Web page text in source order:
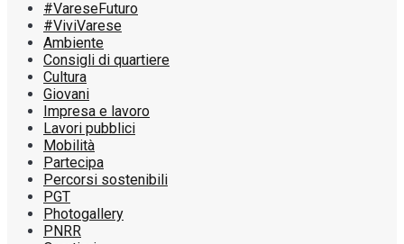
#VareseFuturo
#ViviVarese
Ambiente
Consigli di quartiere
Cultura
Giovani
Impresa e lavoro
Lavori pubblici
Mobilità
Partecipa
Percorsi sostenibili
PGT
Photogallery
PNRR